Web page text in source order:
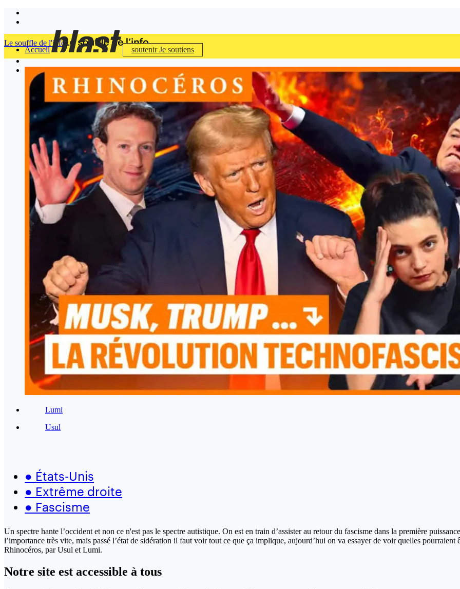
Accueil soutenirJe soutiens
Le souffle de l'info
Lumi
Usul
● États-Unis
● Extrême droite
● Fascisme
Un spectre hante l’occident et non ce n'est pas le spectre autistique. On est en train d’assister au retour du fascisme dans la première
l’importance très vite, mais passé l’état de sidération il faut voir tout ce que ça implique, aujourd’hui on va essayer de voir quelles
Rhinocéros, par Usul et Lumi.
Notre site est accessible à tous